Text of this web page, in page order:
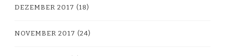
DEZEMBER 2017 (18)
NOVEMBER 2017 (24)